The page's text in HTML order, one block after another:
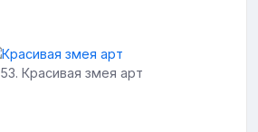
53. Красивая змея арт